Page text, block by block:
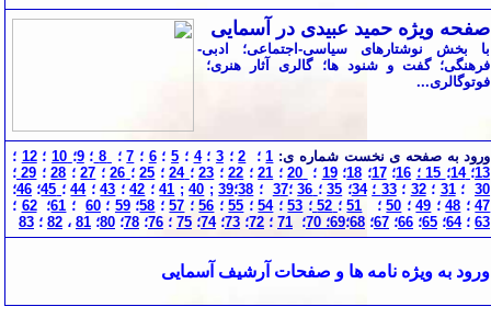
صفحه ویژه حمید عبیدی در آسمایی
با بخش نوشتارهای سياسی-اجتماعی؛ ادبی-
فرهنگی؛ گفت و شنود ها؛ گالری آثار هنری؛
فوتوگالری...
ورود به صفحه ینخست شماره ی:
1؛ 2؛ 3 ؛ 4 ؛ 5؛6 ؛ 7 ؛ ؛9؛ ؛12 ؛
13؛ 14 ؛ 16؛17؛ 18؛19 ؛ ؛ 21؛ 22؛ 23؛ 24 ؛ 25؛ ؛ 27؛ 28؛ 29 ؛
30
؛ 31 ؛32 ؛ 33 ؛ 34؛ 35 ؛ ؛ 37 ؛ 38 ؛39
;
40
;
41؛ 42؛ 43؛44؛ ؛ 46؛
47؛ 48؛ 49؛ 50 ؛ 51؛ 52 ؛ 53؛54؛ 55؛ 56 ؛ 57؛ 58؛59 ؛ 60 ؛ 61؛62 ؛
63 ؛64؛ 65؛ 66؛ 67؛ 68؛69؛ ؛ 71 ؛ 72؛ 73؛74؛ 75 ؛ 76؛ 78؛ 80؛ 81 ، 82 ؛ 83
ورود به ویژه نامه ها و صفحات آرشیف آسمایی